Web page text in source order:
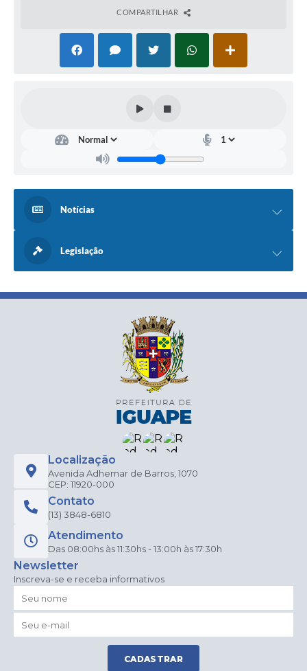
COMPARTILHAR
Notícias
Legislação
Localização
Avenida Adhemar de Barros, 1070
CEP: 11920-000
Contato
(13) 3848-6810
Atendimento
Das 08:00hs às 11:30hs - 13:00h às 17:30h
Newsletter
Inscreva-se e receba informativos
CADASTRAR